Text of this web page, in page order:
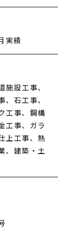
実績
設工事、
石工事、
工事、鋼構
工事、ガラ
上工事、熱
、建築・土